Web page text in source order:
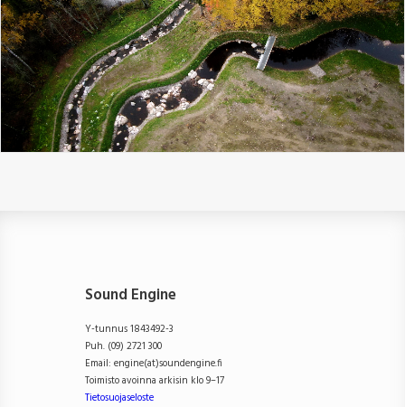
Sound Engine
Y-tunnus 1843492-3
Puh. (09) 2721 300
Email: engine(at)soundengine.fi
Toimisto avoinna arkisin klo 9–17
Tietosuojaseloste